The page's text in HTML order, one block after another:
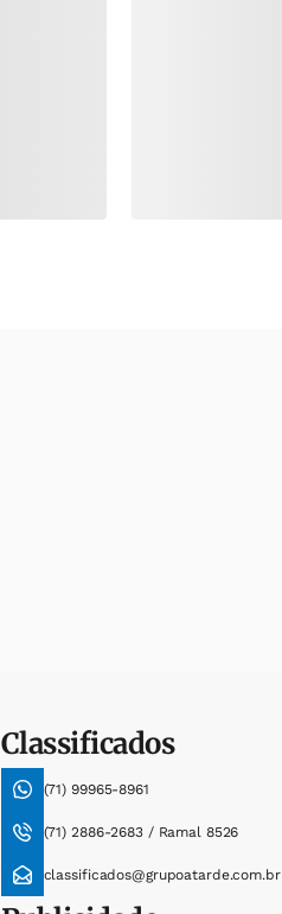
Classificados
(71) 99965-8961
(71) 2886-2683 / Ramal 8526
classificados@grupoatarde.com.br